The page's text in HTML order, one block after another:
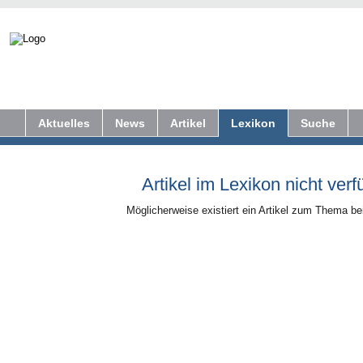
Aktuelles News Artikel Lexikon Suche
Artikel im Lexikon nicht
Möglicherweise existiert ein Artikel zum Thema